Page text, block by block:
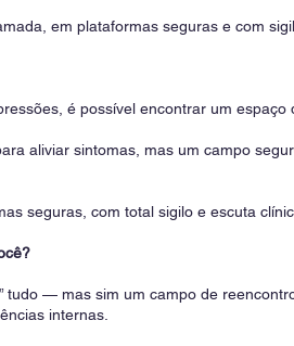
em plataformas seguras e com
é possível encontrar um espaço
aliviar sintomas, mas um campo
seguras, com total sigilo e escuta
tudo — mas sim um campo de
internas.